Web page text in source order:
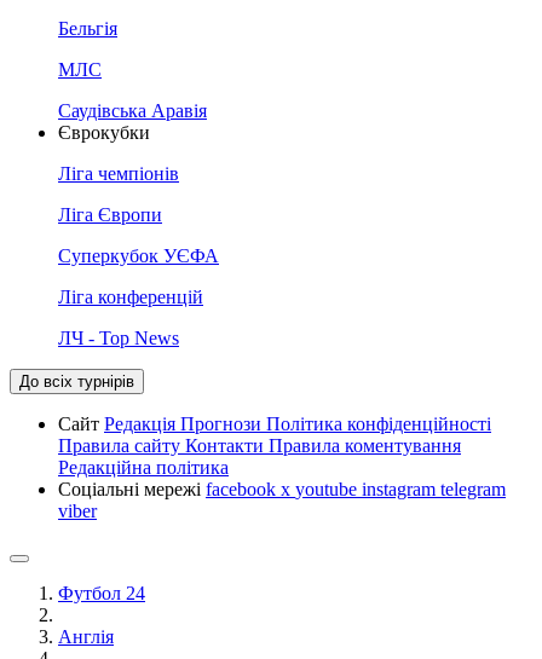
Бельгія
МЛС
Саудівська Аравія
Єврокубки
Ліга чемпіонів
Ліга Європи
Суперкубок УЄФА
Ліга конференцій
ЛЧ - Top News
До всіх турнірів
Сайт Редакція Прогнози Політика конфіденційності
Правила сайту Контакти Правила коментування
Редакційна політика
Соціальні мережі facebook x youtube instagram telegram
viber
Футбол 24
Англія